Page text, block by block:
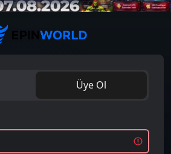
Üye Ol